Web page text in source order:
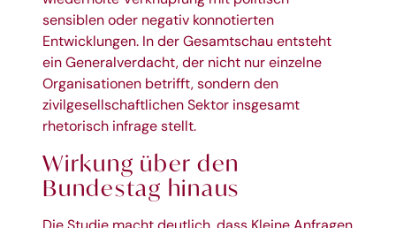
sensiblen oder negativ konnotierten
Entwicklungen. In der Gesamtschau entsteht
ein Generalverdacht, der nicht nur einzelne
Organisationen betrifft, sondern den
zivilgesellschaftlichen Sektor insgesamt
rhetorisch infrage stellt.
Wirkung über den
Bundestag hinaus